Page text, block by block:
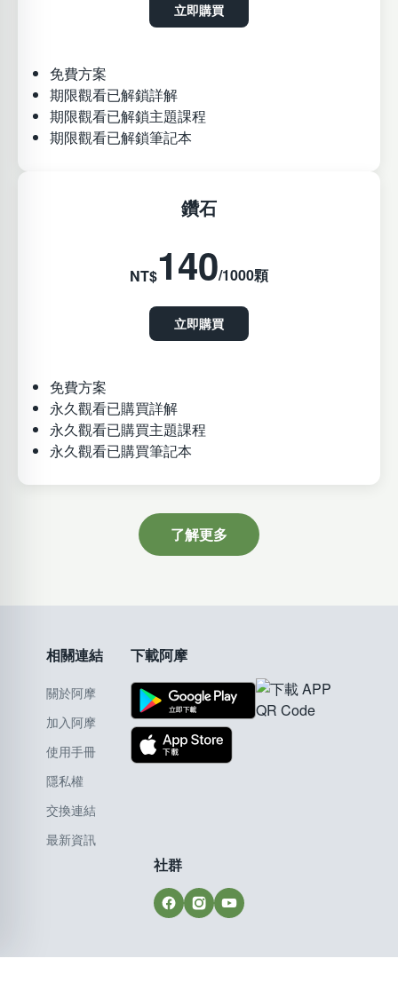
立即購買
免費方案
期限觀看已解鎖詳解
期限觀看已解鎖主題課程
期限觀看已解鎖筆記本
鑽石
NT$140/1000顆
立即購買
免費方案
永久觀看已購買詳解
永久觀看已購買主題課程
永久觀看已購買筆記本
了解更多
相關連結
關於阿摩
加入阿摩
使用手冊
隱私權
交換連結
最新資訊
下載阿摩
社群